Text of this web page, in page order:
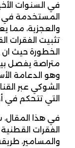
في السنوات
المستخدمة في
والعجزية، مما
تثبيت الفقرات
الخطورة حيث
متراصة يفصل
وهو الدعامة
الشوكي عبر
التي تتحكم في
في هذا المقال،
الفقرات القطنية
والمسامير،